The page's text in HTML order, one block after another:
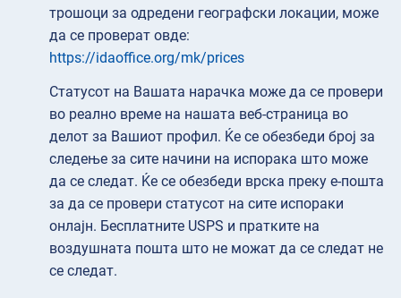
трошоци за одредени географски локации, може
да се проверат овде:
https://idaoffice.org/mk/prices
Статусот на Вашата нарачка може да се провери
во реално време на нашата веб-страница во
делот за Вашиот профил. Ќе се обезбеди број за
следење за сите начини на испорака што може
да се следат. Ќе се обезбеди врска преку е-пошта
за да се провери статусот на сите испораки
онлајн. Бесплатните USPS и пратките на
воздушната пошта што не можат да се следат не
се следат.